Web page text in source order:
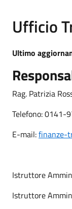
Ufficio
Ultimo
Rag. Patrizia
Telefono: 0141-
E-mail:finanze-
Istruttore
Istruttore